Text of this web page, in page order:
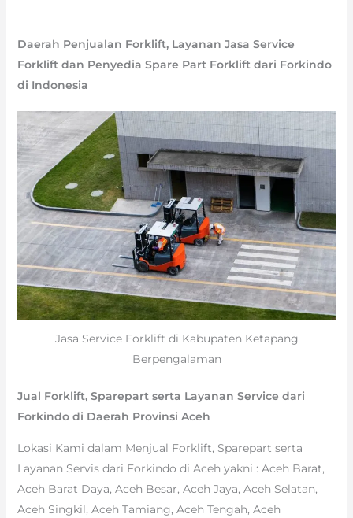
Daerah Penjualan Forklift, Layanan Jasa Service
Forklift dan Penyedia Spare Part Forklift dari Forkindo
di Indonesia
Jasa Service Forklift di Kabupaten Ketapang
Berpengalaman
Jual Forklift, Sparepart serta Layanan Service dari
Forkindo di Daerah Provinsi Aceh
Lokasi Kami dalam Menjual Forklift, Sparepart serta
Layanan Servis dari Forkindo di Aceh yakni : Aceh Barat,
Aceh Barat Daya, Aceh Besar, Aceh Jaya, Aceh Selatan,
Aceh Singkil, Aceh Tamiang, Aceh Tengah, Aceh